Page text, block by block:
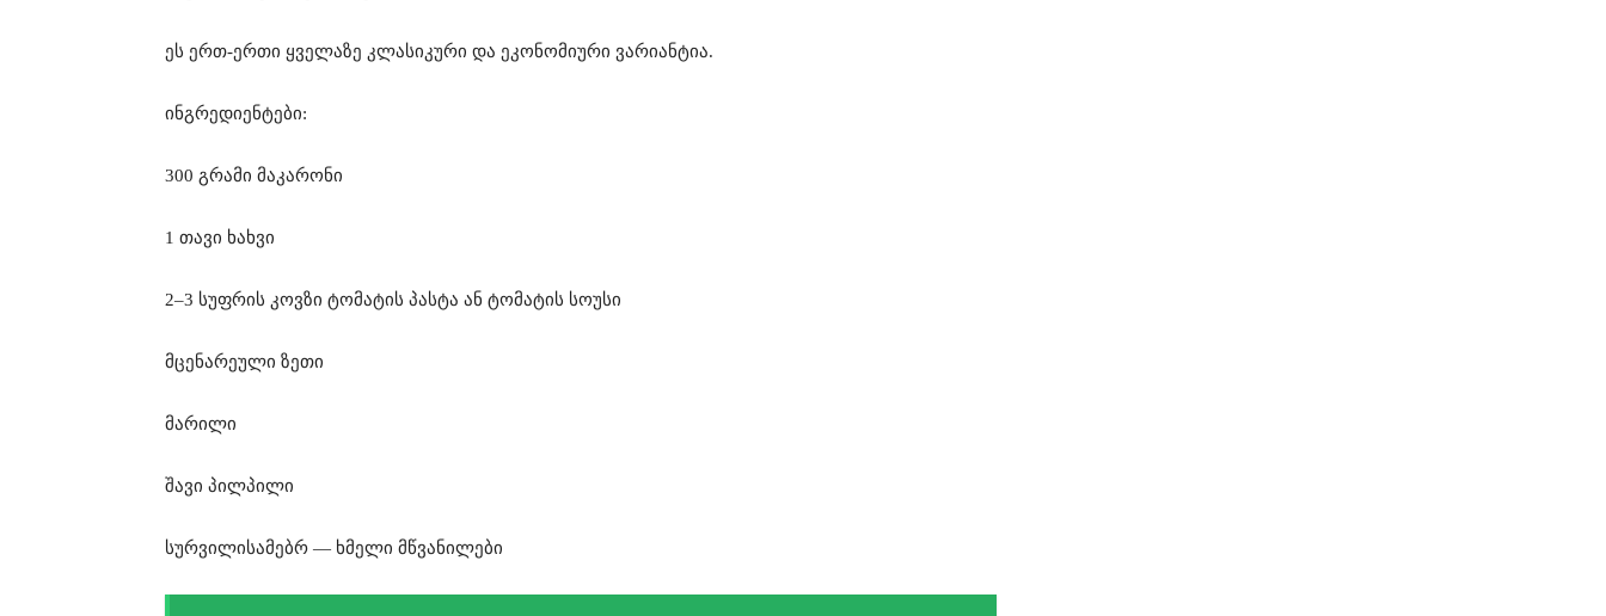
ეს ერთ-ერთი ყველაზე კლასიკური და ეკონომიური ვარიანტია.
ინგრედიენტები:
300 გრამი მაკარონი
1 თავი ხახვი
2–3 სუფრის კოვზი ტომატის პასტა ან ტომატის სოუსი
მცენარეული ზეთი
მარილი
შავი პილპილი
სურვილისამებრ — ხმელი მწვანილები